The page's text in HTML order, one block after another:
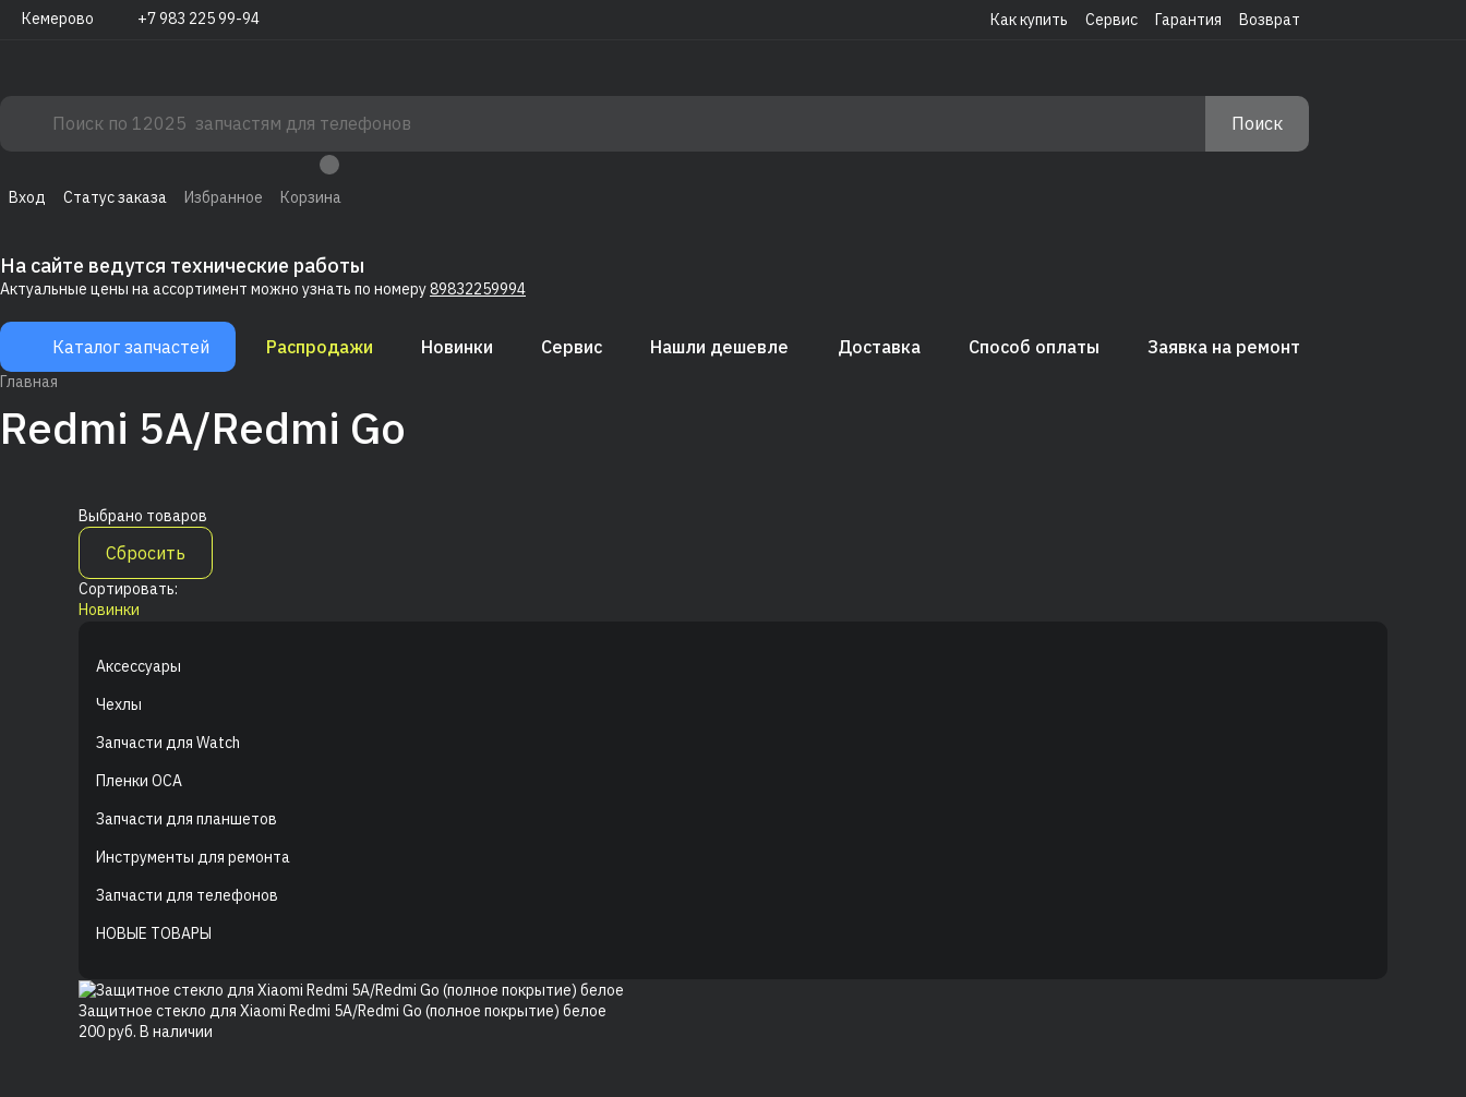
Кемерово +7 983 225 99-94 Как купить Сервис Гарантия Возврат
Поиск
Вход Статус заказа Избранное Корзина
На сайте ведутся технические работы
Актуальные цены на ассортимент можно узнать по номеру89832259994
Каталог запчастей Распродажи Новинки Сервис Нашли дешевле Доставка Способ оплаты Заявка на ремонт
Главная
Redmi 5A/Redmi Go
Выбрано товаров
Сбросить
Сортировать:
Новинки
Аксессуары
Чехлы
Запчасти для Watch
Пленки OCA
Запчасти для планшетов
Инструменты для ремонта
Запчасти для телефонов
НОВЫЕ ТОВАРЫ
Защитное стекло для Xiaomi Redmi 5A/Redmi Go (полное покрытие) белое
200руб. В наличии